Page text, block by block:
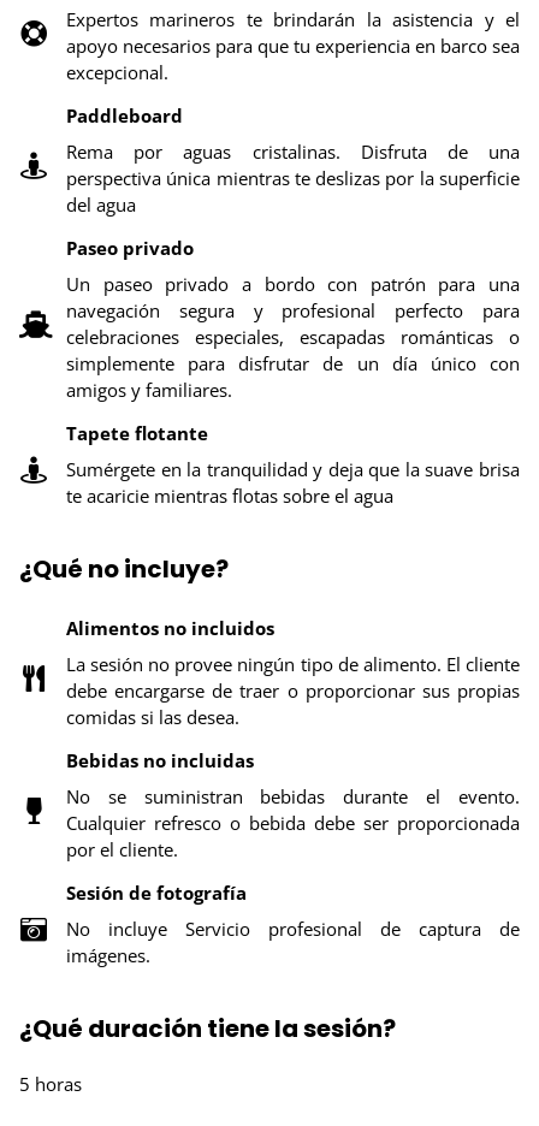
Expertos marineros te brindarán la asistencia y el
apoyo necesarios para que tu experiencia en barco sea
excepcional.
Paddleboard
Rema por aguas cristalinas. Disfruta de una
perspectiva única mientras te deslizas por la superficie
del agua
Paseo privado
Un paseo privado a bordo con patrón para una
navegación segura y profesional perfecto para
celebraciones especiales, escapadas románticas o
simplemente para disfrutar de un día único con
amigos y familiares.
Tapete flotante
Sumérgete en la tranquilidad y deja que la suave brisa
te acaricie mientras flotas sobre el agua
¿Qué no incluye?
Alimentos no incluidos
La sesión no provee ningún tipo de alimento. El cliente
debe encargarse de traer o proporcionar sus propias
comidas si las desea.
Bebidas no incluidas
No se suministran bebidas durante el evento.
Cualquier refresco o bebida debe ser proporcionada
por el cliente.
Sesión de fotografía
No incluye Servicio profesional de captura de
imágenes.
¿Qué duración tiene la sesión?
5 horas